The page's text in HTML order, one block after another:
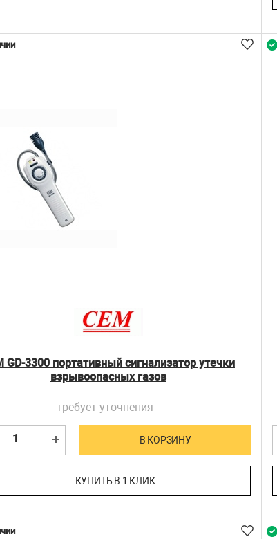
GD-3300 портативный сигнализатор утечки
взрывоопасных газов
требует уточнения
В КОРЗИНУ
КУПИТЬ В 1 КЛИК